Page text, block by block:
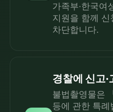
가족부·한국여
지원을 함께 신
차단합니다.
경찰에 신고
불법촬영물은
등에 관한 특례